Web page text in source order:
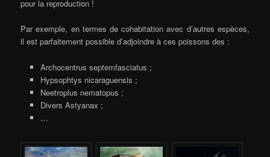
pour la reproduction !
Par exemple, en termes de cohabitation avec d’autres espèces,
il est parfaitement possible d’adjoindre à ces poissons des :
Archocentrus septemfasciatus ;
Hypsophtys nicaraguensis ;
Neetroplus nematopus ;
Divers Astyanax ;
…